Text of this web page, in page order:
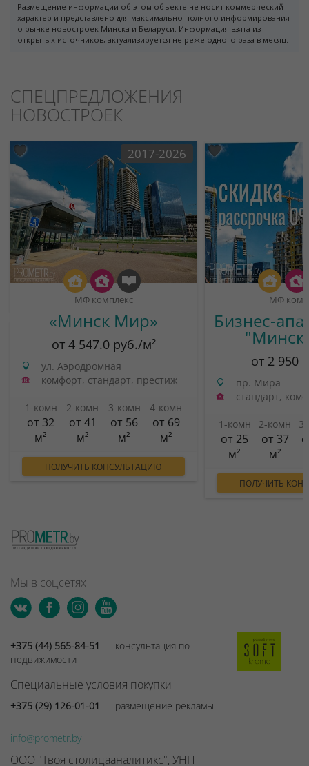
Размещение информации об этом объекте не носит коммерческий
характер и представлено для максимально полного информирования
о рынке новостроек Минска и Беларуси. Информация взята из
открытых источников, актуализируется не реже одного раза в месяц.
СПЕЦПРЕДЛОЖЕНИЯ
НОВОСТРОЕК
2017-2026
МФ комплекс
«Минск Мир»
от 4 547.0 руб./м²
ул. Аэродромная
комфорт, стандарт, престиж
1-комн
от 32
м²
2-комн
от 41
м²
3-комн
от 56
м²
4-комн
от 69
м²
ПОЛУЧИТЬ КОНСУЛЬТАЦИЮ
МФ
Бизнес-
от 2 950
пр. Мира
стандарт,
1-комн
от 25
м²
2-комн
от 37
м²
ПОЛУЧИТЬ
Мы в соцсетях
+375 (44) 565-84-51 — консультация по
недвижимости
Специальные условия покупки
+375 (29) 126-01-01 — размещение рекламы
info@prometr.by
ООО "Твоя столицааналитикс", УНП